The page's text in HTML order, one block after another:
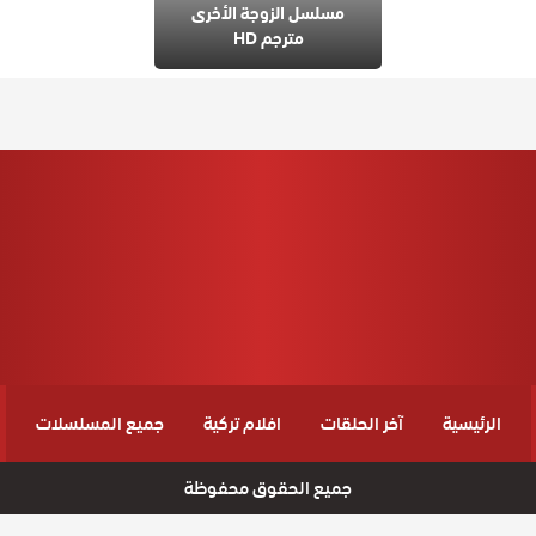
مسلسل الزوجة الأخرى
مترجم HD
الرئيسية آخر الحلقات افلام تركية
جميع المسلسلات
جميع الحقوق محفوظة